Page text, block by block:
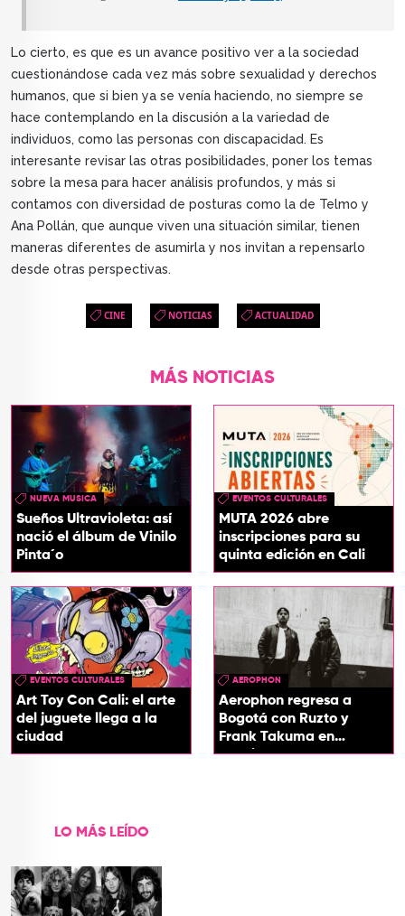
Lo cierto, es que es un avance positivo ver a la sociedad
cuestionándose cada vez más sobre sexualidad y derechos
humanos, que si bien ya se venía haciendo, no siempre se
hace contemplando en la discusión a la variedad de
individuos, como las personas con discapacidad. Es
interesante revisar las otras posibilidades, poner los temas
sobre la mesa para hacer análisis profundos, y más si
contamos con diversidad de posturas como la de Telmo y
Ana Pollán, que aunque viven una situación similar, tienen
maneras diferentes de asumirla y nos invitan a repensarlo
desde otras perspectivas.
CINE NOTICIAS ACTUALIDAD
MÁS NOTICIAS
NUEVA MUSICA
Sueños Ultravioleta: así
nació el álbum de Vinilo
Pinta´o
EVENTOS CULTURALES
MUTA 2026 abre
inscripciones para su
quinta edición en Cali
EVENTOS CULTURALES
Art Toy Con Cali: el arte
del juguete llega a la
ciudad
AEROPHON
Aerophon regresa a
Bogotá con Ruzto y
Frank Takuma en
concierto
LO MÁS LEÍDO